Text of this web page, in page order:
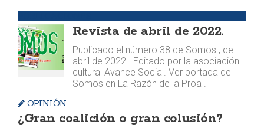
Revista de abril de 2022.
Publicado el número 38 de Somos , de
abril de 2022 . Editado por la asociación
cultural Avance Social. Ver portada de
Somos en La Razón de la Proa .
OPINIÓN
¿Gran coalición o gran colusión?